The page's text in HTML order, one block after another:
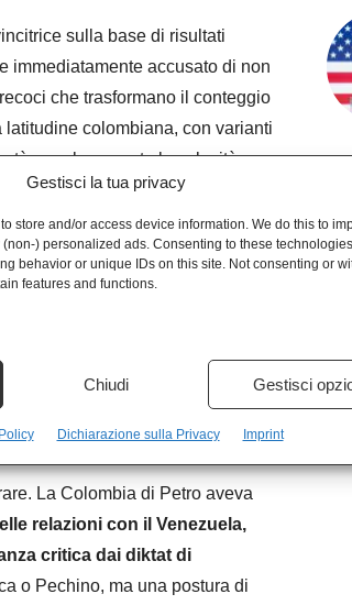
Gestisci la tua privacy
store and/or access device information. We do this to
) personalized ads. Consenting to these
behavior or unique IDs on this site. Not consenting or
features and functions.
Chiudi Gestisci
Dichiarazione sulla Privacy Imprint
sulla base di risultati
immediatamente accusato di non
che trasformano il conteggio
colombiana, con varianti
popolare: conta la velocità con
possano essere documentate
istituzionale: è lo scrutinio
da un sistema tecnico
moduli E14 privi di firme e ha
elementare delle
e le irregolarità denunciate
La Colombia di Petro aveva
relazioni con il Venezuela,
critica dai diktat di
o Pechino, ma una postura di